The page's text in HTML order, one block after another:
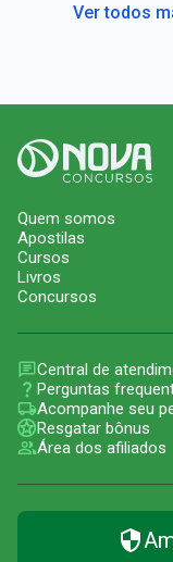
Ver todos
Quem somos
Apostilas
Cursos
Livros
Concursos
Central de
Perguntas
Acompanhe seu
Resgatar bônus
Área dos afiliados